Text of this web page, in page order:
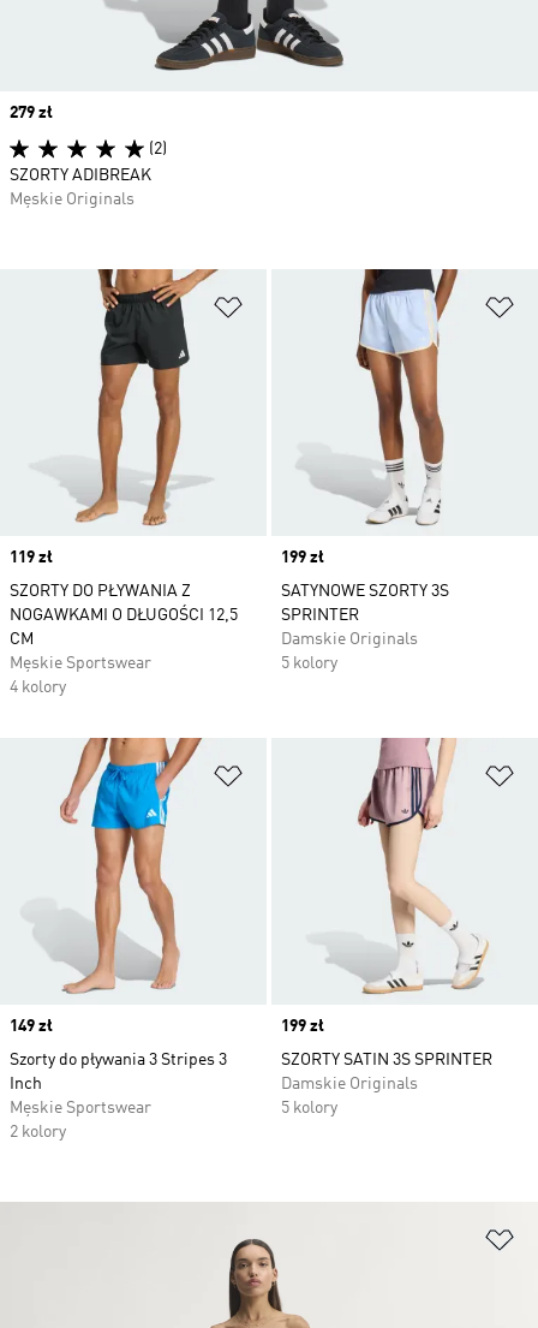
Dodaj do listy życzeń
Price
119 zł
SZORTY DO PŁYWANIA Z
NOGAWKAMI O DŁUGOŚCI 12,5
CM
Męskie Sportswear
4 kolory
Price
199 zł
SATYNOWE SZORTY 3S
SPRINTER
Damskie Originals
5 kolory
Dodaj do listy życzeń
Price
149 zł
Szorty do pływania 3 Stripes 3
Inch
Męskie Sportswear
2 kolory
Price
199 zł
SZORTY SATIN 3S SPRINTER
Damskie Originals
5 kolory
Price
279 zł
(2)
SZORTY ADIBREAK
Męskie Originals